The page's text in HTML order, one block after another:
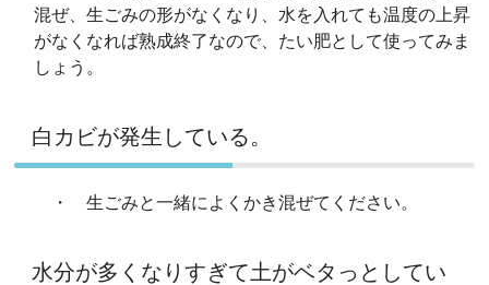
混ぜ、生ごみの形がなくなり、水を入れても温度の上昇
がなくなれば熟成終了なので、たい肥として使ってみま
しょう。
白カビが発生している。
・ 生ごみと一緒によくかき混ぜてください。
水分が多くなりすぎて土がベタっとしてい